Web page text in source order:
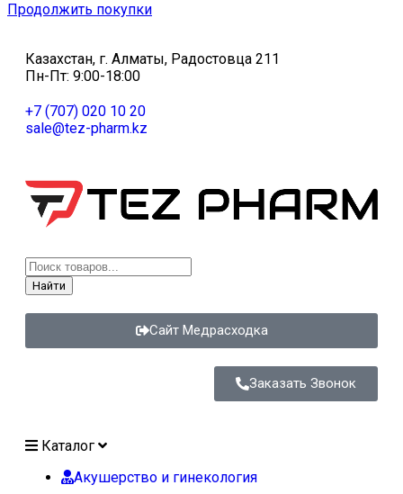
Продолжить покупки
Казахстан, г. Алматы, Радостовца 211
Пн-Пт: 9:00-18:00
+7 (707) 020 10 20
sale@tez-pharm.kz
Найти
Сайт Медрасходка
Заказать Звонок
Каталог
Акушерство и гинекология